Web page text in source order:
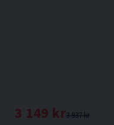
3 937 kr
3 149 kr